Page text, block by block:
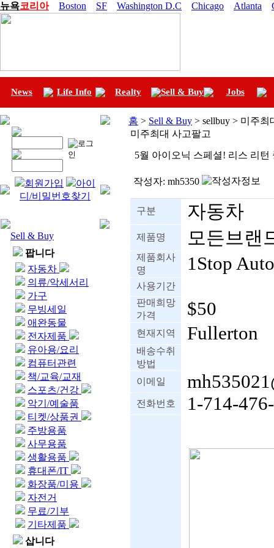
뉴욕코리아 Boston SF Washington D.C Chicago Atlanta
News Life Info Realty Sell & Buy Jobs
회원가입
아이
디/비밀번호찾기
Sell & Buy
팝니다
자동차
의류/악세서리
가구
무빙세일
애완동물
전자제품
유아용/요리
컴퓨터관련
책/교육/교재
스포츠/건강
악기/예술품
티켓/상품권
주방용품
사무용품
생활용품
휴대폰/IT
화장품/미용
자전거
무료/기부
기타제품
삽니다
홈 > Sell & Buy > sellbuy > 미주최
미주최대 사고팔고
5월 아이오닉 스페셜! 리스 리턴
작성자: mh5350
구분 자동차
제품명 모든브랜
제품회사
명
1Stop Auto
사용기간
판매희망
가격
$50
현재지역 Fullerton
배송수취
방법
이메일
전화번호 1-714-